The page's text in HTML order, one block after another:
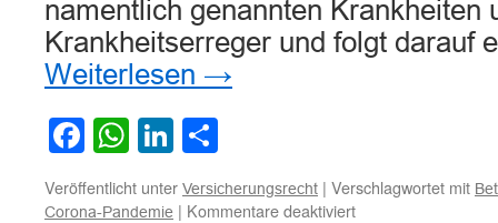
namentlich genannten Krankheiten
Krankheitserreger und folgt darauf
Weiterlesen →
Facebook
WhatsApp
LinkedIn
Veröffentlicht unter Versicherungsrecht | Verschlagwortet mit
Corona-Pandemie | Kommentare deaktiviertfür